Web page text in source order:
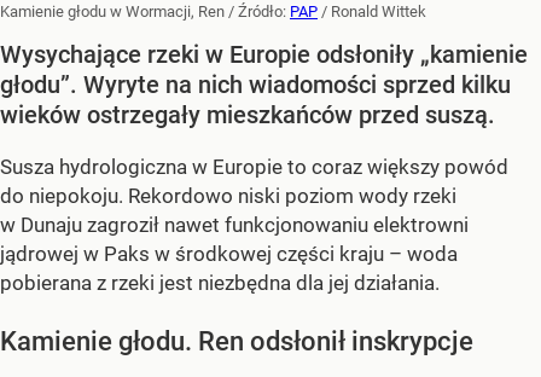
Kamienie głodu w Wormacji, Ren / Źródło: PAP / Ronald Wittek
Wysychające rzeki w Europie odsłoniły „kamienie
głodu”. Wyryte na nich wiadomości sprzed kilku
wieków ostrzegały mieszkańców przed suszą.
Susza hydrologiczna w Europie to coraz większy powód
do niepokoju. Rekordowo niski poziom wody rzeki
w Dunaju zagroził nawet funkcjonowaniu elektrowni
jądrowej w Paks w środkowej części kraju – woda
pobierana z rzeki jest niezbędna dla jej działania.
Kamienie głodu. Ren odsłonił inskrypcje